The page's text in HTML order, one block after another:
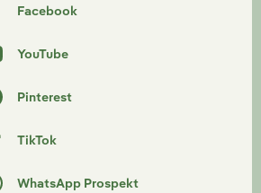
Facebook
YouTube
Pinterest
TikTok
WhatsApp Prospekt